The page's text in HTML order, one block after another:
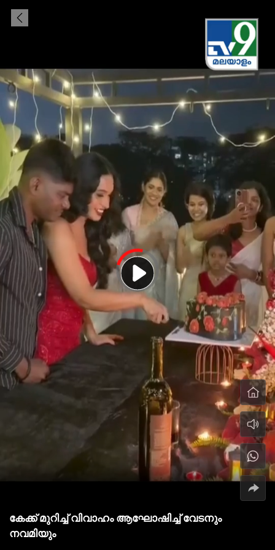
കേക്ക് മുറിച്ച് വിവാഹം ആഘോഷിച്ച് വേടനും
നവമിയും